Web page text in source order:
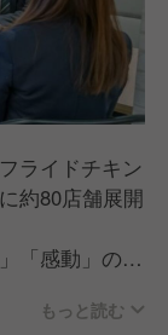
ライドチキン
約80店舗展開
「感動」の頭
さまに感動を
もっと読む